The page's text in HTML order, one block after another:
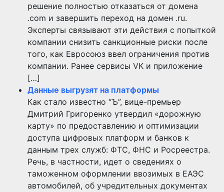
решение полностью отказаться от домена
.com и завершить переход на домен .ru.
Эксперты связывают эти действия с попыткой
компании снизить санкционные риски после
того, как Евросоюз ввел ограничения против
компании. Ранее сервисы VK и приложение
[…]
Данные выгрузят на платформы
Как стало известно “Ъ”, вице-премьер
Дмитрий Григоренко утвердил «дорожную
карту» по предоставлению и оптимизации
доступа цифровых платформ и банков к
данным трех служб: ФТС, ФНС и Росреестра.
Речь, в частности, идет о сведениях о
таможенном оформлении ввозимых в ЕАЭС
автомобилей, об учредительных документах